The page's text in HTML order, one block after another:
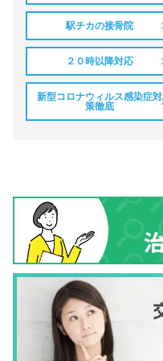
駅チカの接骨院
２０時以降対応
新型コロナウィルス感染症対
策徹底